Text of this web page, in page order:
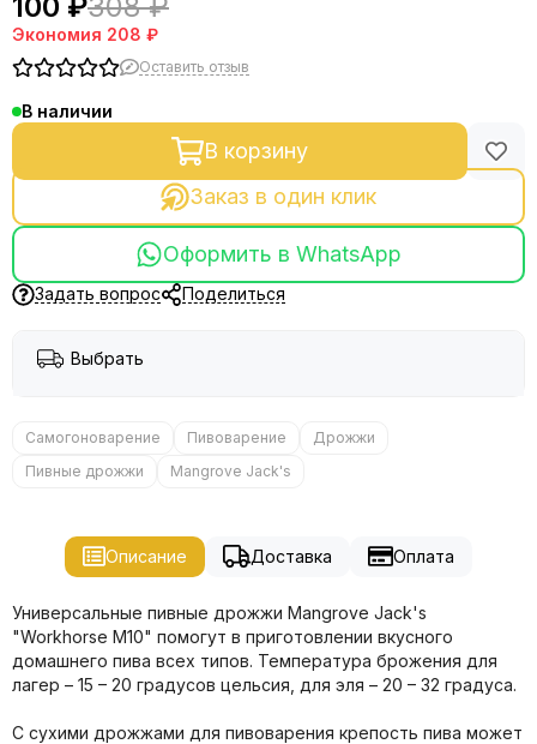
Экономия 208 ₽
Оставить отзыв
В наличии
В корзину
Заказ в один клик
Оформить в WhatsApp
Задать вопрос Поделиться
Выбрать
Самогоноварение Пивоварение
Дрожжи
Пивные дрожжи
Mangrove Jack's
Описание Доставка Оплата
Универсальные пивные дрожжи Mangrove Jack's
"Workhorse M10" помогут в приготовлении вкусного
домашнего пива всех типов. Температура брожения для
лагер – 15 – 20 градусов цельсия, для эля – 20 – 32 градуса.
С сухими дрожжами для пивоварения крепость пива может